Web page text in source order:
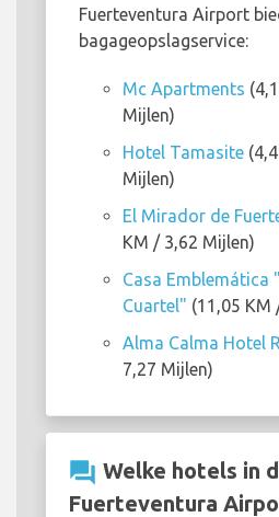
Fuerteventura Airport
bagageopslagservice:
Mc Apartments
Mijlen)
Hotel Tamasite
Mijlen)
El Mirador de
KM / 3,62 Mijlen)
Casa Emblemática
Cuartel" (11,05 KM
Alma Calma Hotel
7,27 Mijlen)
question_answer Welke hotels in
Fuerteventura